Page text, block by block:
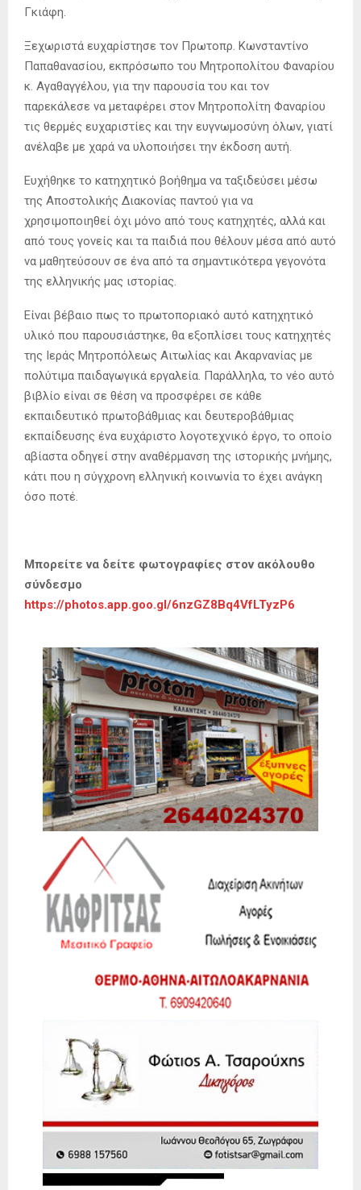
Γκιάφη.
Ξεχωριστά ευχαρίστησε τον Πρωτοπρ. Κωνσταντίνο
Παπαθανασίου, εκπρόσωπο του Μητροπολίτου Φαναρίου
κ. Αγαθαγγέλου, για την παρουσία του και τον
παρεκάλεσε να μεταφέρει στον Μητροπολίτη Φαναρίου
τις θερμές ευχαριστίες και την ευγνωμοσύνη όλων, γιατί
ανέλαβε με χαρά να υλοποιήσει την έκδοση αυτή.
Ευχήθηκε το κατηχητικό βοήθημα να ταξιδεύσει μέσω
της Αποστολικής Διακονίας παντού για να
χρησιμοποιηθεί όχι μόνο από τους κατηχητές, αλλά και
από τους γονείς και τα παιδιά που θέλουν μέσα από αυτό
να μαθητεύσουν σε ένα από τα σημαντικότερα γεγονότα
της ελληνικής μας ιστορίας.
Είναι βέβαιο πως το πρωτοποριακό αυτό κατηχητικό
υλικό που παρουσιάστηκε, θα εξοπλίσει τους κατηχητές
της Ιεράς Μητροπόλεως Αιτωλίας και Ακαρνανίας με
πολύτιμα παιδαγωγικά εργαλεία. Παράλληλα, το νέο αυτό
βιβλίο είναι σε θέση να προσφέρει σε κάθε
εκπαιδευτικό πρωτοβάθμιας και δευτεροβάθμιας
εκπαίδευσης ένα ευχάριστο λογοτεχνικό έργο, το οποίο
αβίαστα οδηγεί στην αναθέρμανση της ιστορικής μνήμης,
κάτι που η σύγχρονη ελληνική κοινωνία το έχει ανάγκη
όσο ποτέ.
Μπορείτε να δείτε φωτογραφίες στον ακόλουθο
σύνδεσμο
https://photos.app.goo.gl/6nzGZ8Bq4VfLTyzP6